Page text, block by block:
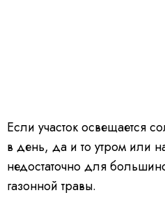
Если участок освещается
в день, да и то утром или на
недостаточно для
газонной травы.